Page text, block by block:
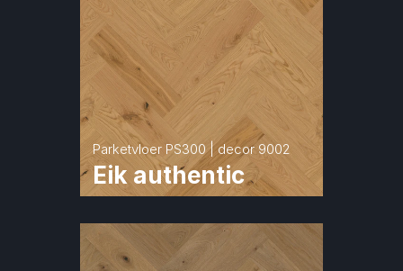
Parketvloer PS300 | decor 9002
Eik authentic